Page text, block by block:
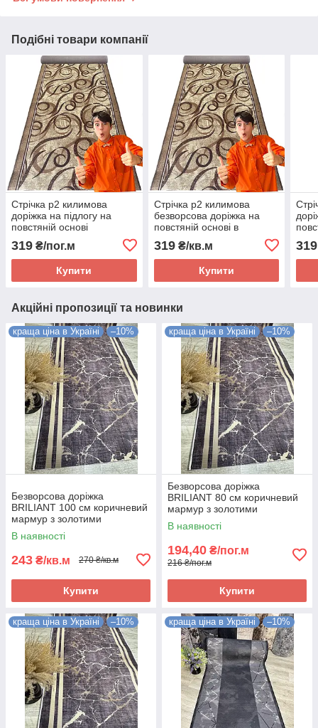
Подібні товари компанії
Стрічка p2 килимова
доріжка на підлогу на
повстяній основі
кухню. Ширина 100 см
319 ₴/пог.м
Купити
Стрічка p2 килимова
безворсова доріжка на
повстяній основі в
коридор, кухню. Ширина
120 см
319₴/кв.м
Купити
319
Акційні пропозиції та новинки
краща ціна в Україні –10%
Безворсова доріжка
BRILIANT 100 см коричневий
мармур з золотими
полосками на підлогу на
кухню, в коридор
В наявності
243 ₴/кв.м 270 ₴/кв.м
Купити
краща ціна в Україні –10%
Безворсова доріжка
BRILIANT 80 см коричневий
мармур з золотими
полосками на підлогу на
кухню, в коридор
В наявності
194,40 ₴/пог.м
216 ₴/пог.м
Купити
краща ціна в Україні –10% краща ціна в Україні –10%